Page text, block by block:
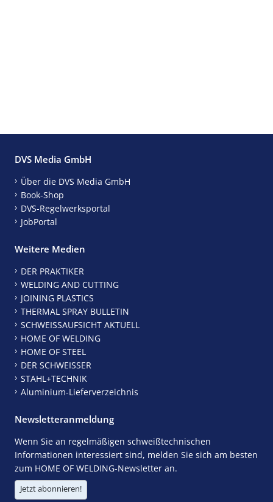
DVS Media GmbH
Über die DVS Media GmbH
Book-Shop
DVS-Regelwerksportal
JobPortal
Weitere Medien
DER PRAKTIKER
WELDING AND CUTTING
JOINING PLASTICS
THERMAL SPRAY BULLETIN
SCHWEISSAUFSICHT AKTUELL
HOME OF WELDING
HOME OF STEEL
DER SCHWEISSER
STAHL+TECHNIK
Aluminium-Lieferverzeichnis
Newsletteranmeldung
Wenn Sie an regelmäßigen schweißtechnischen
Informationen interessiert sind, melden Sie sich am besten
zum HOME OF WELDING-Newsletter an.
Jetzt abonnieren!